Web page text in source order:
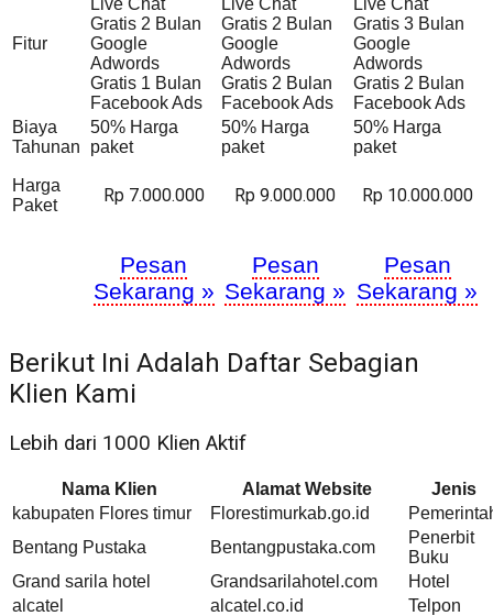
Fitur
Live Chat
Gratis 2 Bulan
Google
Adwords
Gratis 1 Bulan
Facebook Ads
Live Chat
Gratis 2 Bulan
Google
Adwords
Gratis 2 Bulan
Facebook Ads
Live Chat
Gratis 3 Bulan
Google
Adwords
Gratis 2 Bulan
Facebook Ads
Biaya
Tahunan
50% Harga
paket
50% Harga
paket
50% Harga
paket
Harga
Paket
Rp 7.000.000 Rp 9.000.000 Rp 10.000.000
Pesan
Sekarang »
Pesan
Sekarang »
Pesan
Sekarang »
Berikut Ini Adalah Daftar Sebagian
Klien Kami
Lebih dari 1000 Klien Aktif
Nama Klien Alamat Website
Jenis
kabupaten Flores timur
Florestimurkab.go.id
Bentang Pustaka
Bentangpustaka.com
Penerbit
Buku
Grand sarila hotel
Grandsarilahotel.com
Hotel
alcatel
alcatel.co.id
Telpon